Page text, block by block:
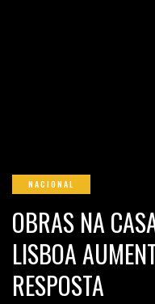
NACIONAL
OBRAS NA
LISBOA
RESPOSTA